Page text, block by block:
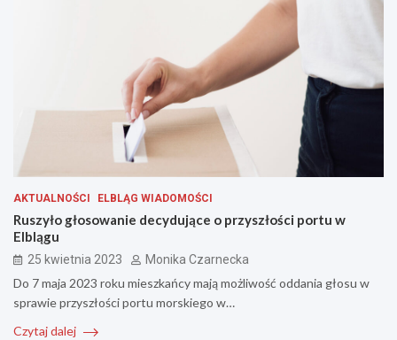
AKTUALNOŚCI ELBLĄG WIADOMOŚCI
Ruszyło głosowanie decydujące o przyszłości portu w
Elblągu
25 kwietnia 2023 Monika Czarnecka
Do 7 maja 2023 roku mieszkańcy mają możliwość oddania głosu w
sprawie przyszłości portu morskiego w…
Czytaj dalej